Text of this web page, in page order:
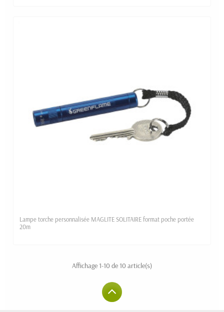
Lampe torche personnalisée MAGLITE SOLITAIRE format poche portée
20m
Affichage 1-10 de 10 article(s)